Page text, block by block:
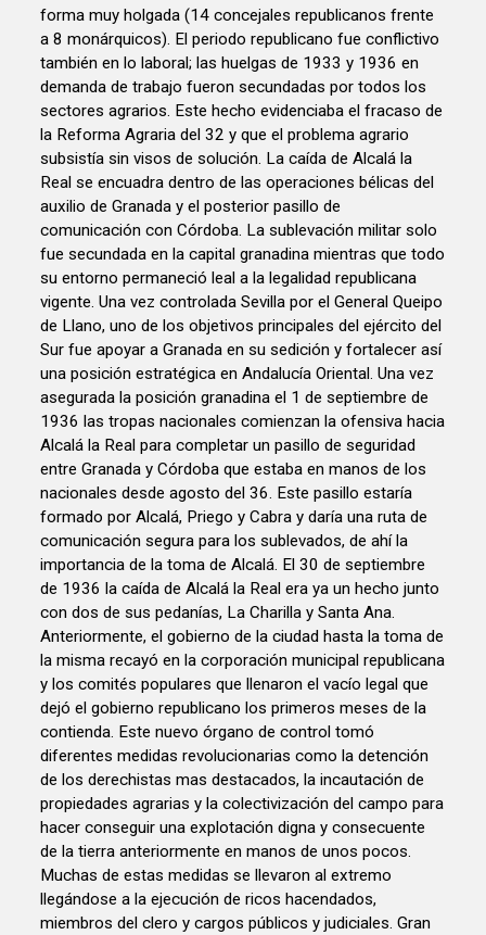
forma muy holgada (14 concejales republicanos frente
a 8 monárquicos). El periodo republicano fue conflictivo
también en lo laboral; las huelgas de 1933 y 1936 en
demanda de trabajo fueron secundadas por todos los
sectores agrarios. Este hecho evidenciaba el fracaso de
la Reforma Agraria del 32 y que el problema agrario
subsistía sin visos de solución. La caída de Alcalá la
Real se encuadra dentro de las operaciones bélicas del
auxilio de Granada y el posterior pasillo de
comunicación con Córdoba. La sublevación militar solo
fue secundada en la capital granadina mientras que todo
su entorno permaneció leal a la legalidad republicana
vigente. Una vez controlada Sevilla por el General Queipo
de Llano, uno de los objetivos principales del ejército del
Sur fue apoyar a Granada en su sedición y fortalecer así
una posición estratégica en Andalucía Oriental. Una vez
asegurada la posición granadina el 1 de septiembre de
1936 las tropas nacionales comienzan la ofensiva hacia
Alcalá la Real para completar un pasillo de seguridad
entre Granada y Córdoba que estaba en manos de los
nacionales desde agosto del 36. Este pasillo estaría
formado por Alcalá, Priego y Cabra y daría una ruta de
comunicación segura para los sublevados, de ahí la
importancia de la toma de Alcalá. El 30 de septiembre
de 1936 la caída de Alcalá la Real era ya un hecho junto
con dos de sus pedanías, La Charilla y Santa Ana.
Anteriormente, el gobierno de la ciudad hasta la toma de
la misma recayó en la corporación municipal republicana
y los comités populares que llenaron el vacío legal que
dejó el gobierno republicano los primeros meses de la
contienda. Este nuevo órgano de control tomó
diferentes medidas revolucionarias como la detención
de los derechistas mas destacados, la incautación de
propiedades agrarias y la colectivización del campo para
hacer conseguir una explotación digna y consecuente
de la tierra anteriormente en manos de unos pocos.
Muchas de estas medidas se llevaron al extremo
llegándose a la ejecución de ricos hacendados,
miembros del clero y cargos públicos y judiciales. Gran